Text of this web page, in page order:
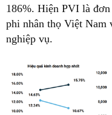
186%. Hiện PVI là
phi nhân thọ Việt Nam
nghiệp vụ.